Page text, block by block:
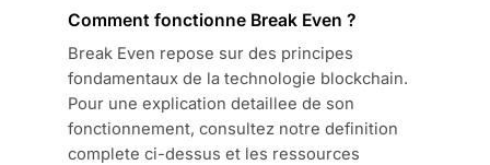
Comment fonctionne Break Even ?
Break Even repose sur des principes
fondamentaux de la technologie blockchain.
Pour une explication detaillee de son
fonctionnement, consultez notre definition
complete ci-dessus et les ressources